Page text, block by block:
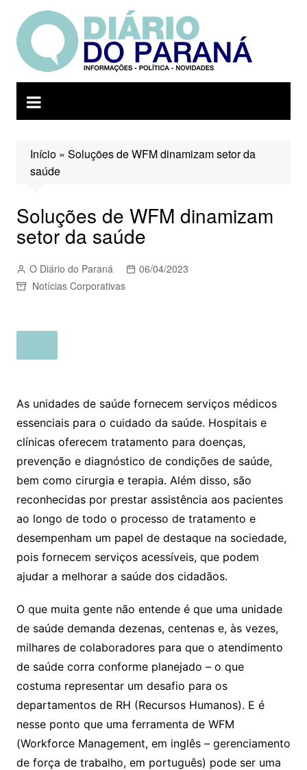
para
conteúdo
Início» Soluções de WFM dinamizam setor da
saúde
Soluções de WFM dinamizam
setor da saúde
O Diário do Paraná
06/04/2023
Notícias Corporativas
As unidades de saúde fornecem serviços médicos
essenciais para o cuidado da saúde. Hospitais e
clínicas oferecem tratamento para doenças,
prevenção e diagnóstico de condições de saúde,
bem como cirurgia e terapia. Além disso, são
reconhecidas por prestar assistência aos pacientes
ao longo de todo o processo de tratamento e
desempenham um papel de destaque na sociedade,
pois fornecem serviços acessíveis, que podem
ajudar a melhorar a saúde dos cidadãos.
O que muita gente não entende é que uma unidade
de saúde demanda dezenas, centenas e, às vezes,
milhares de colaboradores para que o atendimento
de saúde corra conforme planejado – o que
costuma representar um desafio para os
departamentos de RH (Recursos Humanos). E é
nesse ponto que uma ferramenta de WFM
(Workforce Management, em inglês – gerenciamento
de força de trabalho, em português) pode ser uma